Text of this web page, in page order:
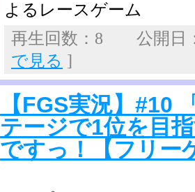
よるレースゲーム
再生回数：8 公開
で見る ]
【FGS実況】#10
テージで1位を目
ですっ！【フリー